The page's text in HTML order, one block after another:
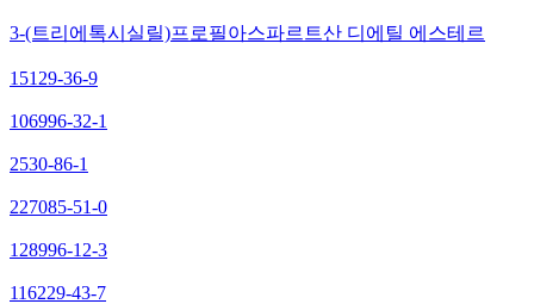
3-(트리에톡시실릴)프로필아스파르트산 디에틸 에스테르
15129-36-9
106996-32-1
2530-86-1
227085-51-0
128996-12-3
116229-43-7